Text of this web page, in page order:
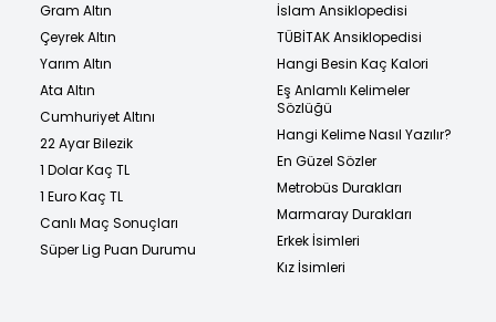
Gram Altın
Çeyrek Altın
Yarım Altın
Ata Altın
Cumhuriyet Altını
22 Ayar Bilezik
1 Dolar Kaç TL
1 Euro Kaç TL
Canlı Maç Sonuçları
Süper Lig Puan Durumu
İslam Ansiklopedisi
TÜBİTAK Ansiklopedisi
Hangi Besin Kaç Kalori
Eş Anlamlı Kelimeler
Sözlüğü
Hangi Kelime Nasıl Yazılır?
En Güzel Sözler
Metrobüs Durakları
Marmaray Durakları
Erkek İsimleri
Kız İsimleri